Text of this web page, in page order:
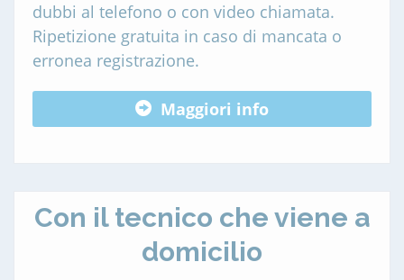
dubbi al telefono o con video chiamata.
Ripetizione gratuita in caso di mancata o
erronea registrazione.
Maggiori info
Con il tecnico che viene a
domicilio